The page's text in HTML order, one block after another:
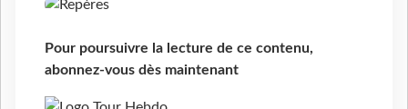
Pour poursuivre la lecture de ce contenu,
abonnez-vous dès maintenant